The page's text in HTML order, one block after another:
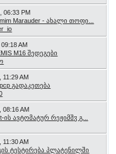
06:33 PM
Marauder - ახალი თოფი...
AM
M16 შედეგები
11:29 AM
გადაკეთება
08:16 AM
ის ავტომატურ რეჟიმშჳ გ...
11:30 AM
ტესტირება პლატენილში